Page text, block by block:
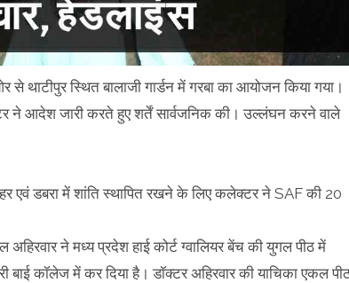
थाटीपुर स्थित बालाजी गार्डन में गरबा का आयोजन किया गया।
ने आदेश जारी करते हुए शर्तें सार्वजनिक की। उल्लंघन करने वाले
एवं डबरा में शांति स्थापित रखने के लिए कलेक्टर ने SAF की 20
अहिरवार ने मध्य प्रदेश हाई कोर्ट ग्वालियर बेंच की युगल पीठ में
कॉलेज में कर दिया है। डॉक्टर अहिरवार की याचिका एकल